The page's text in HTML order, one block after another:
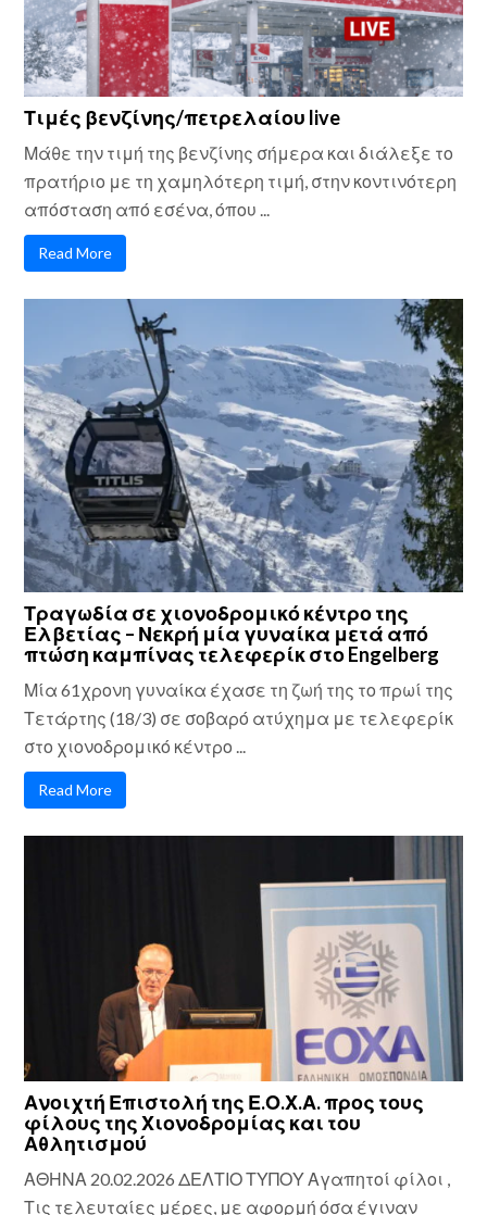
Τιμές βενζίνης/πετρελαίου live
Μάθε την τιμή της βενζίνης σήμερα και διάλεξε το
πρατήριο με τη χαμηλότερη τιμή, στην κοντινότερη
απόσταση από εσένα, όπου ...
Read More
Τραγωδία σε χιονοδρομικό κέντρο της
Ελβετίας – Νεκρή μία γυναίκα μετά από
πτώση καμπίνας τελεφερίκ στο Engelberg
Μία 61χρονη γυναίκα έχασε τη ζωή της το πρωί της
Τετάρτης (18/3) σε σοβαρό ατύχημα με τελεφερίκ
στο χιονοδρομικό κέντρο ...
Read More
Ανοιχτή Επιστολή της Ε.Ο.Χ.Α. προς τους
φίλους της Χιονοδρομίας και του
Αθλητισμού
ΑΘΗΝΑ 20.02.2026 ΔΕΛΤΙΟ ΤΥΠΟΥ Αγαπητοί φίλοι ,
Τις τελευταίες μέρες, με αφορμή όσα έγιναν